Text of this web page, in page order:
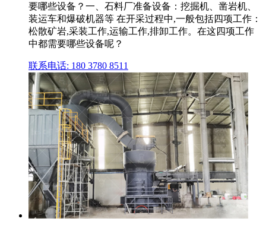
要哪些设备？一、石料厂准备设备：挖掘机、凿岩机、
装运车和爆破机器等 在开采过程中,一般包括四项工作：
松散矿岩,采装工作,运输工作,排卸工作。在这四项工作
中都需要哪些设备呢？
联系电话: 180 3780 8511